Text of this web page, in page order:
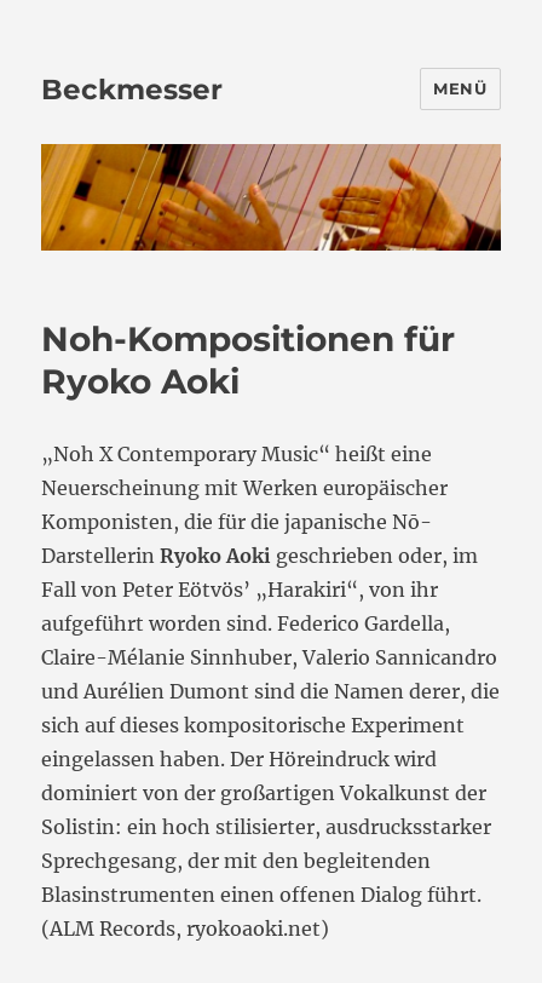
Beckmesser MENÜ
Noh-Kompositionen für
Ryoko Aoki
„Noh X Contemporary Music“ heißt eine
Neuerscheinung mit Werken europäischer
Komponisten, die für die japanische Nō-
DarstellerinRyoko Aoki geschrieben oder, im
Fall von Peter Eötvös’ „Harakiri“, von ihr
aufgeführt worden sind. Federico Gardella,
Claire-Mélanie Sinnhuber, Valerio Sannicandro
und Aurélien Dumont sind die Namen derer, die
sich auf dieses kompositorische Experiment
eingelassen haben. Der Höreindruck wird
dominiert von der großartigen Vokalkunst der
Solistin: ein hoch stilisierter, ausdrucksstarker
Sprechgesang, der mit den begleitenden
Blasinstrumenten einen offenen Dialog führt.
(ALM Records, ryokoaoki.net)